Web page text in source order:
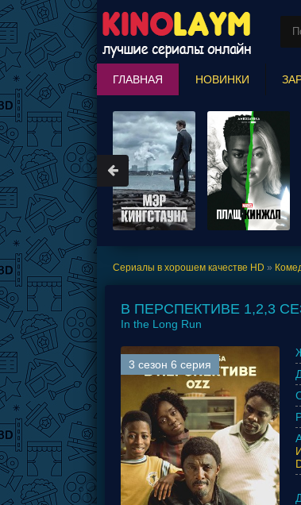
Сериалы в хорошем качестве HD »
В ПЕРСПЕКТИВЕ 1,2,3
In the Long Run
3 сезон 6 серия
ГЛАВНАЯ НОВИНКИ
MARVEL COMICS